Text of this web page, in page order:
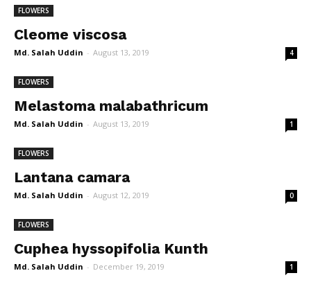
FLOWERS
Cleome viscosa
Md. Salah Uddin - August 13, 2019 4
FLOWERS
Melastoma malabathricum
Md. Salah Uddin - August 13, 2019 1
FLOWERS
Lantana camara
Md. Salah Uddin - August 12, 2019 0
FLOWERS
Cuphea hyssopifolia Kunth
Md. Salah Uddin - December 19, 2019 1